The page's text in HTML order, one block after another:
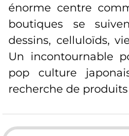
énorme centre
boutiques se
dessins, celluloïds,
Un incontournable
pop culture
recherche de